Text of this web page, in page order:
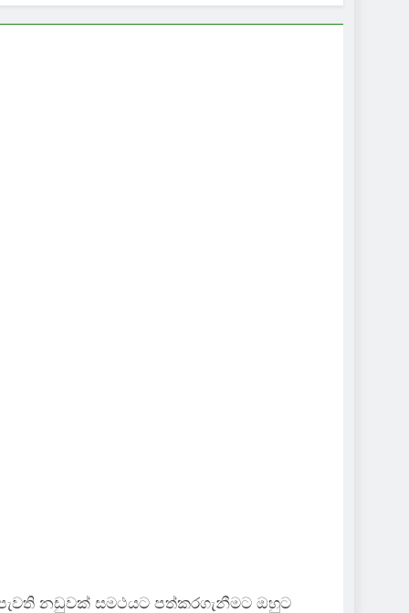
නඩුවක් සමථයට පත්කරගැනීමට ඔහුට